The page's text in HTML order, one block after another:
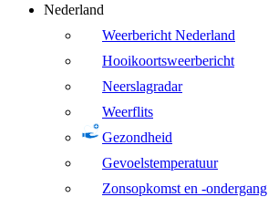
Nederland
Weerbericht Nederland
Hooikoortsweerbericht
Neerslagradar
Weerflits
Gezondheid
Gevoelstemperatuur
Zonsopkomst en -ondergang